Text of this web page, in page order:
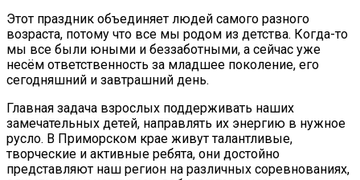
Этот праздник объединяет людей самого разного
возраста, потому что все мы родом из детства. Когда-то
мы все были юными и беззаботными, а сейчас уже
несём ответственность за младшее поколение, его
сегодняшний и завтрашний день.
Главная задача взрослых поддерживать наших
замечательных детей, направлять их энергию в нужное
русло. В Приморском крае живут талантливые,
творческие и активные ребята, они достойно
представляют наш регион на различных соревнованиях,